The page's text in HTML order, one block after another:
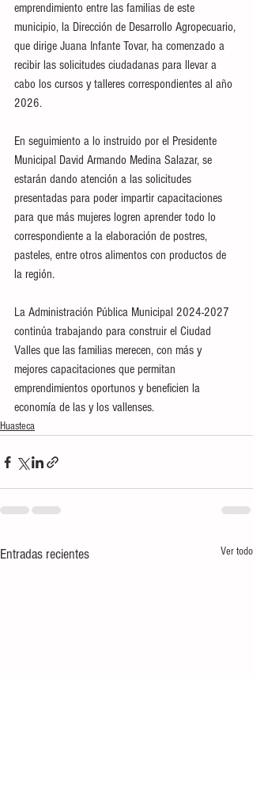
emprendimiento entre las familias de este
municipio, la Dirección de Desarrollo Agropecuario,
que dirige Juana Infante Tovar, ha comenzado a
recibir las solicitudes ciudadanas para llevar a
cabo los cursos y talleres correspondientes al año
2026.
En seguimiento a lo instruido por el Presidente
Municipal David Armando Medina Salazar, se
estarán dando atención a las solicitudes
presentadas para poder impartir capacitaciones
para que más mujeres logren aprender todo lo
correspondiente a la elaboración de postres,
pasteles, entre otros alimentos con productos de
la región.
La Administración Pública Municipal 2024-2027
continúa trabajando para construir el Ciudad
Valles que las familias merecen, con más y
mejores capacitaciones que permitan
emprendimientos oportunos y beneficien la
economía de las y los vallenses.
Huasteca
Entradas recientes Ver todo